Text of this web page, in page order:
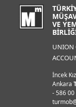
VE
UNION
İncek
Ankara
- 586 00